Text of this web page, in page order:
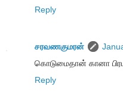
Reply
சரவணகுமரன்
கொடுமைதான் கானா
Reply